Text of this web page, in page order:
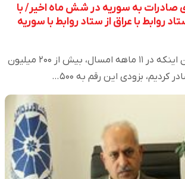
درصدی صادرات به سوریه در شش ماه اخیر/ با
روابط با عراق از ستاد روابط با سوریه
کیوان کاشفی با بیان اینکه در ۱۱ ماهه امسال، بیش از ۲۰۰ میلیون
کردیم، بزودی این رقم به ۵۰۰…